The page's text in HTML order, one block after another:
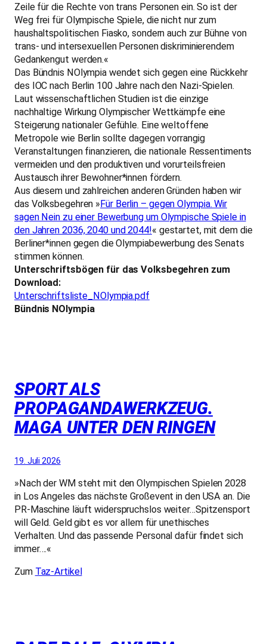
Zeile für die Rechte von trans Personen ein. So ist der
Weg frei für Olympische Spiele, die nicht nur zum
haushaltspolitischen Fiasko, sondern auch zur Bühne von
trans- und intersexuellen Personen diskriminierendem
Gedankengut werden.«
Das Bündnis NOlympia wendet sich gegen eine Rückkehr
des IOC nach Berlin 100 Jahre nach den Nazi-Spielen.
Laut wissenschaftlichen Studien ist die einzige
nachhaltige Wirkung Olympischer Wettkämpfe eine
Steigerung nationaler Gefühle. Eine weltoffene
Metropole wie Berlin sollte dagegen vorrangig
Veranstaltungen finanzieren, die nationale Ressentiments
vermeiden und den produktiven und vorurteilsfreien
Austausch ihrer Bewohner*innen fördern.
Aus diesem und zahlreichen anderen Gründen haben wir
das Volksbegehren »Für Berlin – gegen Olympia. Wir
sagen Nein zu einer Bewerbung um Olympische Spiele in
den Jahren 2036, 2040 und 2044!« gestartet, mit dem die
Berliner*innen gegen die Olympiabewerbung des Senats
stimmen können.
Unterschriftsbögen für das Volksbegehren zum
Download:
Unterschriftsliste_NOlympia.pdf
Bündnis NOlympia
SPORT ALS
PROPAGANDAWERKZEUG.
MAGA UNTER DEN RINGEN
19. Juli 2026
»Nach der WM steht mit den Olympischen Spielen 2028
in Los Angeles das nächste Großevent in den USA an. Die
PR-Maschine läuft widerspruchslos weiter…Spitzensport
will Geld. Geld gibt es vor allem für unethisches
Verhalten. Und das passende Personal dafür findet sich
immer….«
Zum Taz-Artikel